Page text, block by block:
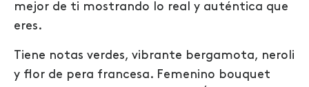
mejor de ti mostrando lo real y auténtica que
eres.
Tiene notas verdes, vibrante bergamota, neroli
y flor de pera francesa. Femenino bouquet